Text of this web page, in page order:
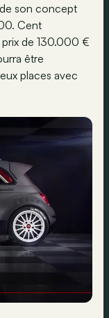
son concept
Cent
prix de 130.000 €
être
places avec